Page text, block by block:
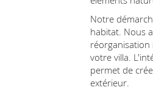
Notre
habitat. Nous
réorganisation
votre villa.
permet de
extérieur.